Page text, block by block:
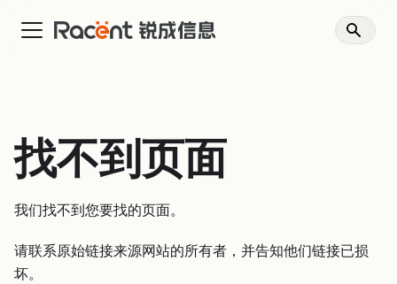
找不到页面
我们找不到您要找的页面。
请联系原始链接来源网站的所有者，并告知他们链接已损
坏。